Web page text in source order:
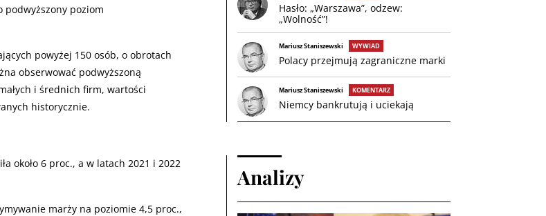
podwyższony poziom
powyżej 150 osób, o obrotach
obserwować podwyższoną
i średnich firm, wartości
historycznie.
około 6 proc., a w latach 2021 i 2022
marży na poziomie 4,5 proc.,
Hasło: „Warszawa”, odzew:
„Wolność”!
Mariusz Staniszewski WYWIAD
Polacy przejmują zagraniczne marki
Mariusz Staniszewski KOMENTARZ
Niemcy bankrutują i uciekają
Analizy